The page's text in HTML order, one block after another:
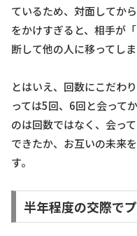
ているため、対面してか
をかけすぎると、相手が
断して他の人に移ってし
とはいえ、回数にこだわ
っては5回、6回と会って
のは回数ではなく、会っ
できたか、お互いの未来
す。
半年程度の交際で